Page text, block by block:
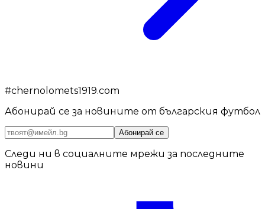
#chernolomets1919.com
Абонирай се за новините от българския футбол
Абонирай се
Следи ни в социалните мрежи за последните
новини